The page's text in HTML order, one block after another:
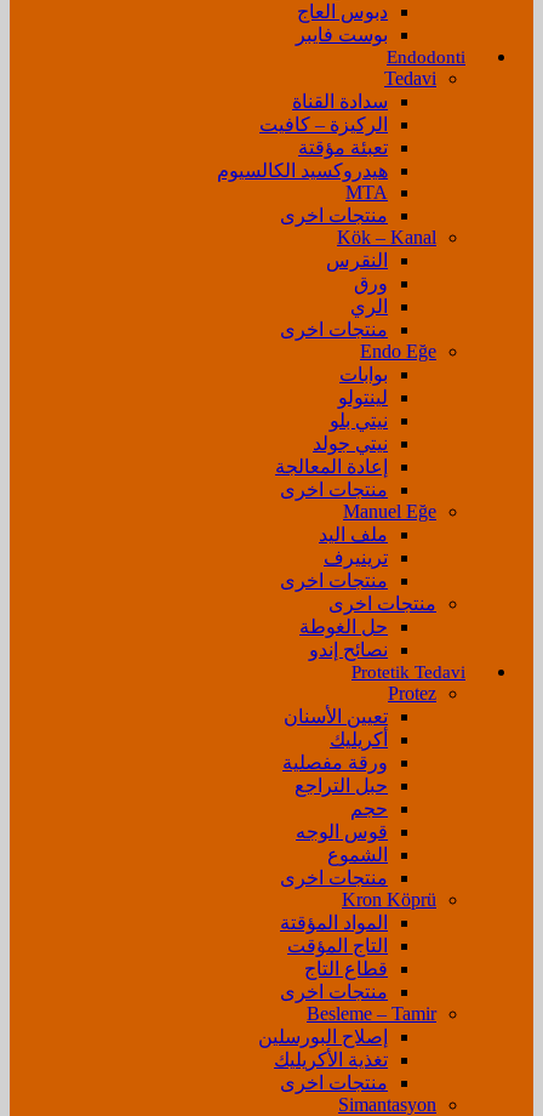
دبوس العاج
بوست فايبر
Endodonti
Tedavi
سدادة القناة
الركيزة – كافيت
تعبئة مؤقتة
هيدروكسيد الكالسيوم
MTA
منتجات اخرى
Kök – Kanal
النقرس
ورق
الري
منتجات اخرى
Endo Eğe
بوابات
لينتولو
نيتي بلو
نيتي جولد
إعادة المعالجة
منتجات اخرى
Manuel Eğe
ملف اليد
ترينيرف
منتجات اخرى
منتجات اخرى
حل الغوطة
نصائح إندو
Protetik Tedavi
Protez
تعيين الأسنان
أكريليك
ورقة مفصلية
حبل التراجع
حجم
قوس الوجه
الشموع
منتجات اخرى
Kron Köprü
المواد المؤقتة
التاج المؤقت
قطاع التاج
منتجات اخرى
Besleme – Tamir
إصلاح البورسلين
تغذية الأكريليك
منتجات اخرى
Simantasyon